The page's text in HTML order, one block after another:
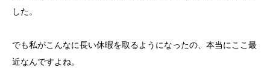
した。
でも私がこんなに長い休暇を取るようになったの、本当にここ最
近なんですよね。